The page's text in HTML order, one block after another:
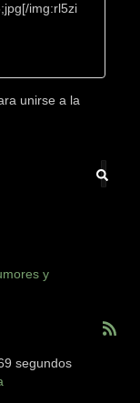
img:rl5zi
unirse a la
y
segundos